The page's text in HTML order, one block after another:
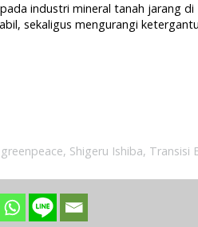
industri mineral tanah jarang di
sekaligus mengurangi
greenpeace, Shigeru Ishiba, Transisi